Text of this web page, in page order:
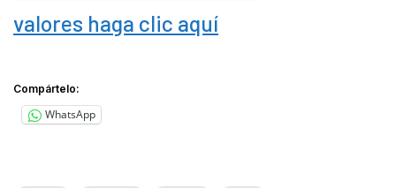
valores haga clic aquí
Compártelo:
WhatsApp